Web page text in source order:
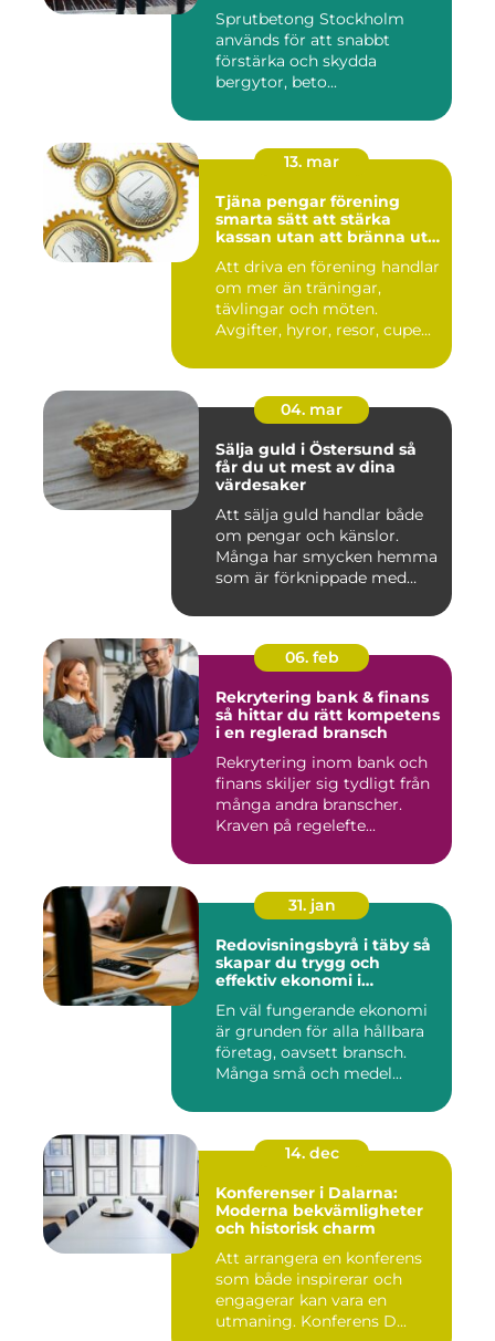
Sprutbetong Stockholm
används för att snabbt
förstärka och skydda
bergytor, beto...
13. mar
Tjäna pengar förening
smarta sätt att stärka
kassan utan att bränna ut
Att driva en förening handlar
om mer än träningar,
tävlingar och möten.
Avgifter, hyror, resor, cupe...
04. mar
Sälja guld i Östersund så
får du ut mest av dina
värdesaker
Att sälja guld handlar både
om pengar och känslor.
Många har smycken hemma
som är förknippade med
06. feb
Rekrytering bank & finans
så hittar du rätt kompetens
i en reglerad bransch
Rekrytering inom bank och
finans skiljer sig tydligt från
många andra branscher.
Kraven på regelefte...
31. jan
Redovisningsbyrå i täby så
skapar du trygg och
effektiv ekonomi i
En väl fungerande ekonomi
är grunden för alla hållbara
företag, oavsett bransch.
Många små och medel...
14. dec
Konferenser i Dalarna:
Moderna bekvämligheter
och historisk charm
Att arrangera en konferens
som både inspirerar och
engagerar kan vara en
utmaning. Konferens D...